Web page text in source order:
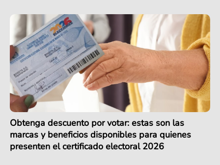
Obtenga descuento por votar: estas son las
marcas y beneficios disponibles para quienes
presenten el certificado electoral 2026